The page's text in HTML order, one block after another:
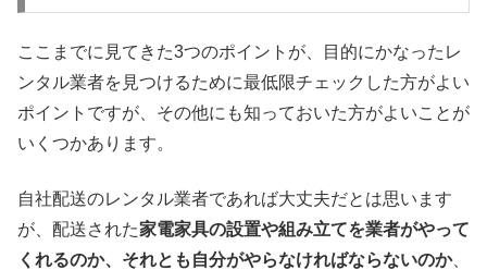
ここまでに見てきた3つのポイントが、目的にかなったレ
ンタル業者を見つけるために最低限チェックした方がよい
ポイントですが、その他にも知っておいた方がよいことが
いくつかあります。
自社配送のレンタル業者であれば大丈夫だとは思います
が、配送された家電家具の設置や組み立てを業者がやって
くれるのか、それとも自分がやらなければならないのか、